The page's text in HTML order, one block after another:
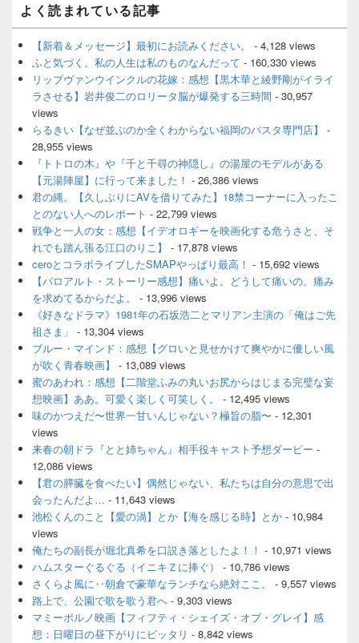
ン
サ
イ
バ
ィ
ェ
エ
ア
よく読まれている記事
【新着＆メッセージ】最初にお読みください。
- 4,128 views
ふと気づく。私の人生は私のものなんだって - 160,330 views
リップヴァンウインクルの花嫁：感想【黒木華と綾野剛がイライ
ラさせる】岩井俊二のロリータ脳が爆発する三時間 - 30,957
views
らるきい【なぜ並ぶのか全くわからない福岡のパスタ専門店】
-
28,955 views
『トトロの木』や『千と千尋の神隠し』の湯屋のモデルがある
【元湯陣屋】に行って来ました！ - 26,386 views
君の縄。【久しぶりにAVを借りてみた】18禁コーナーに入ったこ
とのない人へのレポート - 22,799 views
戦争と一人の女：感想【イデオロギーを映画化する危うさと、そ
れでも踏ん張る江口のりこ】
- 17,878 views
ceroとコラボライブしたSMAPやっぱり最高！ - 15,692 views
【パロアルト・ストーリー感想】痛いよ。どうして痛いの。痛み
を求めてるからだよ。
- 13,996 views
《好きなドラマ》1981年の石坂浩二とマリアン主演の「俺はご先
祖さま」 - 13,304 views
ブルー・マインド：感想【グロいと見せかけて爽やかに優しい風
が吹く青春映画】
- 13,089 views
蜜のあわれ：感想【二階堂ふみの丸いお尻からはじまる完璧な妄
想映画】ああ。可愛く楽しく可笑しく。
- 12,495 views
味のかつえだ〜世界一甘いんじゃない？極旨の脂〜 - 12,301
views
来春の朝ドラ『とと姉ちゃん』相手役キャスト予想ダービー -
12,086 views
【君の膵臓を食べたい】偶然じゃない、私たちは自分の意思で出
会ったんだよ… - 11,643 views
池松くんのこと【愛の渦】とか【海を感じる時】とか - 10,984
views
俺たちの副長が堀北真希を口説き落としたよ！！ - 10,971 views
ハムスターぐるぐる（イニキＺに捧ぐ）
- 10,786 views
さくらよ風に‥朝倉で豪華なランチなら絶対ここ。
- 9,557 views
路上で、公園で歌を歌う君へ - 9,303 views
マミーポルノ映画【フィフティ・シェイズ・オブ・グレイ】感
想：日曜日の昼下がりにピッタリ - 8,842 views